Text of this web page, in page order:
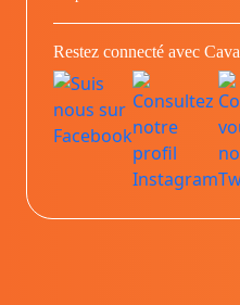
Restez connecté avec Cava